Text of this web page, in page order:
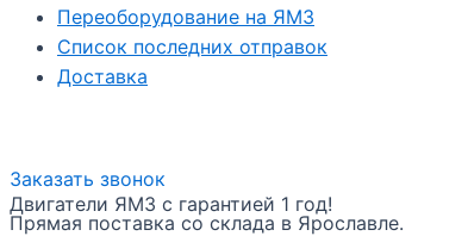
Переоборудование на ЯМЗ
Список последних отправок
Доставка
Заказать звонок
Двигатели ЯМЗ с гарантией 1 год!
Прямая поставка со склада в Ярославле.